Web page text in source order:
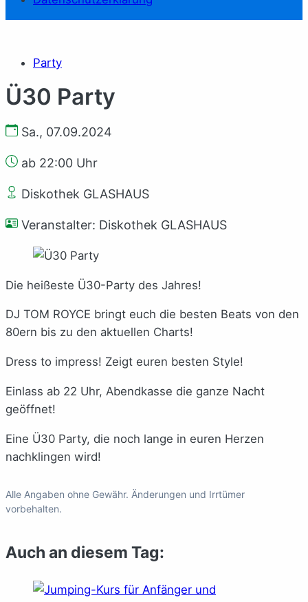
Party
Ü30 Party
Sa., 07.09.2024
ab 22:00 Uhr
Diskothek GLASHAUS
Veranstalter: Diskothek GLASHAUS
Die heißeste Ü30-Party des Jahres!
DJ TOM ROYCE bringt euch die besten Beats von den
80ern bis zu den aktuellen Charts!
Dress to impress! Zeigt euren besten Style!
Einlass ab 22 Uhr, Abendkasse die ganze Nacht
geöffnet!
Eine Ü30 Party, die noch lange in euren Herzen
nachklingen wird!
Alle Angaben ohne Gewähr. Änderungen und Irrtümer
vorbehalten.
Auch an diesem Tag: